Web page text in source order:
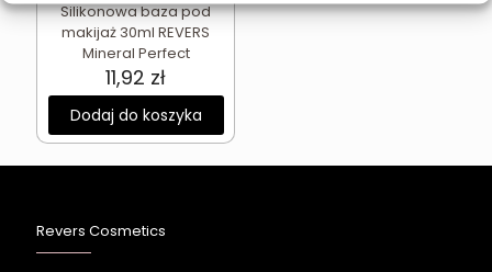
Silikonowa baza pod
makijaż 30ml REVERS
Mineral Perfect
11,92 zł
Dodaj do koszyka
Revers Cosmetics